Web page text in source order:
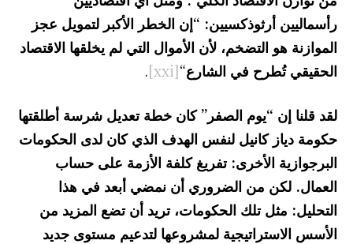
رأسماليين أرثوذكسيين: “إن الخطر الأكبر لتمويل عجز
الموازنة هو التضخم، لأن الأموال التي لم يخلقها الاقتصاد
الحقيقي تُطرح في الشارع“
[xxi]
.
لقد قلنا إن “يوم الصفر” كان خطة تعديل شرسة أطلقتها
حكومة دياز كانيل لنفس الهدف الذي كان لدى الحكومات
البرجوازية الأخرى: تفريغ كلفة الأزمة على حساب
العمال. لكن من الضروري أن نمضي أبعد في هذا
التحليل: مثل تلك الحكومات، تريد أن تضع المزيد من
الأسس الاستراتيجية لمشروعها لتدعيم مستوى جديد